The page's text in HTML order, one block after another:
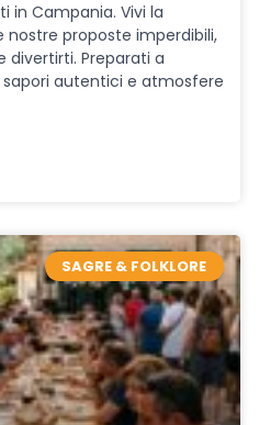
in Campania. Vivi la
proposte imperdibili,
Preparati a
autentici e atmosfere
SAGRE & FOLKLORE